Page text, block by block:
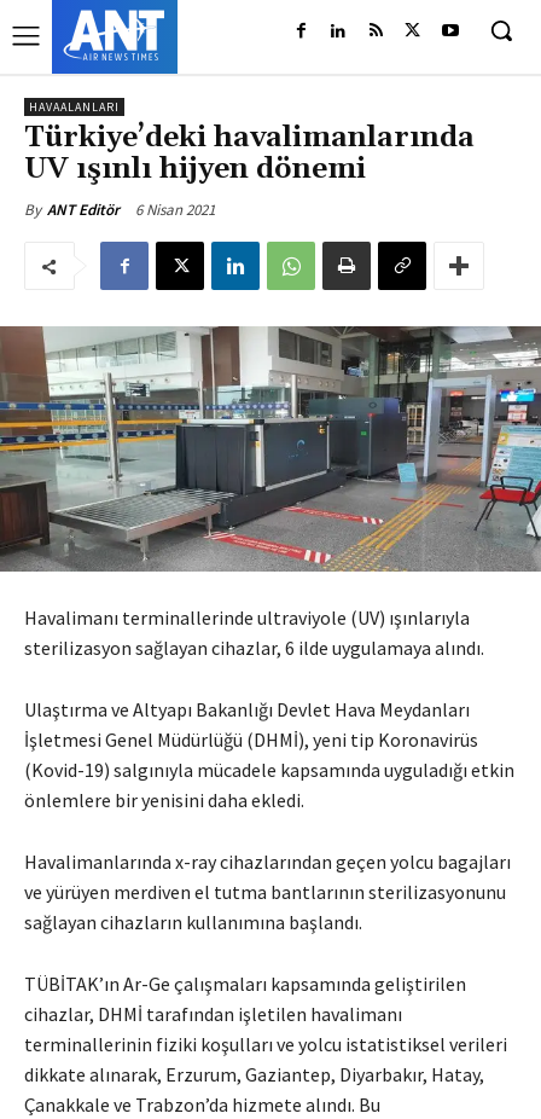
HAVAALANLARI
Türkiye’deki havalimanlarında
UV ışınlı hijyen dönemi
By ANT Editör 6 Nisan 2021
Havalimanı terminallerinde ultraviyole (UV) ışınlarıyla
sterilizasyon sağlayan cihazlar, 6 ilde uygulamaya alındı.
Ulaştırma ve Altyapı Bakanlığı Devlet Hava Meydanları
İşletmesi Genel Müdürlüğü (DHMİ), yeni tip Koronavirüs
(Kovid-19) salgınıyla mücadele kapsamında uyguladığı etkin
önlemlere bir yenisini daha ekledi.
Havalimanlarında x-ray cihazlarından geçen yolcu bagajları
ve yürüyen merdiven el tutma bantlarının sterilizasyonunu
sağlayan cihazların kullanımına başlandı.
TÜBİTAK’ın Ar-Ge çalışmaları kapsamında geliştirilen
cihazlar, DHMİ tarafından işletilen havalimanı
terminallerinin fiziki koşulları ve yolcu istatistiksel verileri
dikkate alınarak, Erzurum, Gaziantep, Diyarbakır, Hatay,
Çanakkale ve Trabzon’da hizmete alındı. Bu